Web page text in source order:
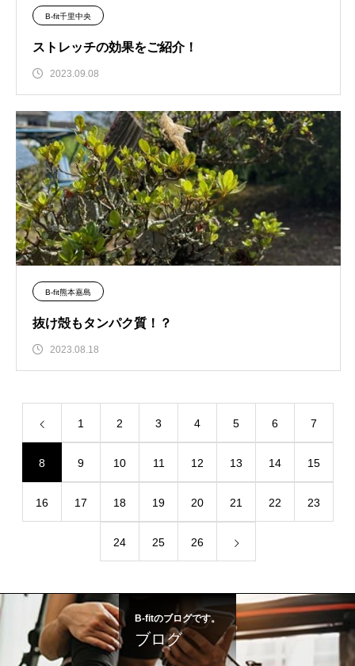
B-fit千里中央
ストレッチの効果をご紹介！
2023.09.08
B-fit熊本嘉島
抜け殻もタンパク質！？
2023.08.18
1 2 3 4 5 6 7
8 9 10 11 12 13 14 15
16 17 18 19 20 21 22 23
24 25 26
B-fitのブログです。
ブログ